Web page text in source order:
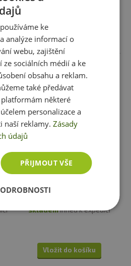
Vložit do košíku
Mad Max Elastická bandáž
kolene omotávací MFA292
sklademihned k expedici
Vložit do košíku
ke
analýze informací o
webu, zajištění
ze sociálních médií a ke
obsahu a reklam.
také předávat
některé
personalizace a
naší reklamy.Zásady
údajů
PŘIJMOUT VŠE